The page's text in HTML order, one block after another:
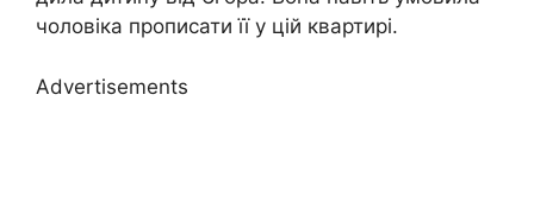
чоловіка прописати її у цій квартирі.
Advertisements